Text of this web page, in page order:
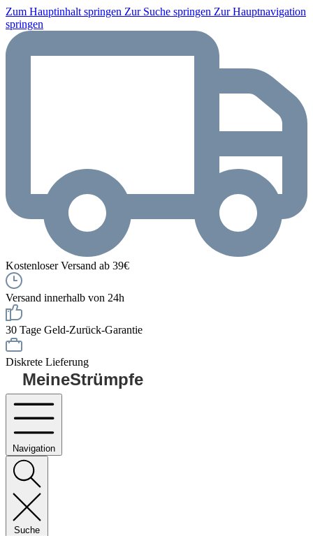
Zum Hauptinhalt springen Zur Suche springen Zur Hauptnavigation
springen
Kostenloser Versand ab 39€
Versand innerhalb von 24h
30 Tage Geld-Zurück-Garantie
Diskrete Lieferung
MeineStrümpfe
Navigation
Suche